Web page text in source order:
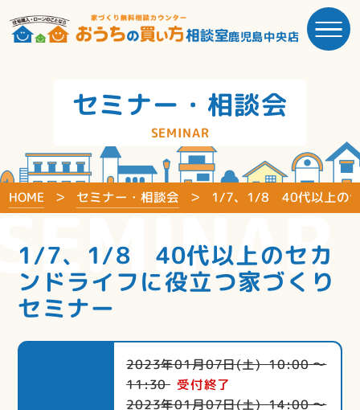
鹿児島中央店
セミナー・相談会
SEMINAR
HOME セミナー・相談会 1/7、1/8 40代以上のセ
1/7、1/8 40代以上のセカ
ンドライフに役立つ家づくり
セミナー
2023年01月07日(土) 10:00 〜
11:30 受付終了
2023年01月07日(土) 14:00 〜